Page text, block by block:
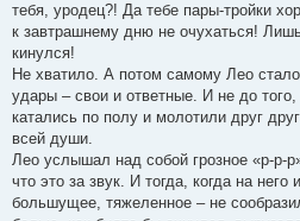
тебя, уродец?! Да тебе пары-тройки
к завтрашнему дню не очухаться!
кинулся!
Не хватило. А потом самому Лео
удары – свои и ответные. И не до
катались по полу и молотили друг
всей души.
Лео услышал над собой грозное «р-р-
что это за звук. И тогда, когда на
большущее, тяжеленное – не